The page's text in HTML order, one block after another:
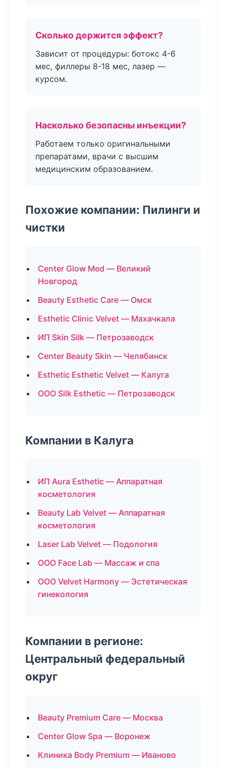
Сколько держится эффект?
Зависит от процедуры: ботокс 4-6
мес, филлеры 8-18 мес, лазер —
курсом.
Насколько безопасны инъекции?
Работаем только оригинальными
препаратами, врачи с высшим
медицинским образованием.
Похожие компании: Пилинги и
чистки
Center Glow Med — Великий
Новгород
Beauty Esthetic Care — Омск
Esthetic Clinic Velvet — Махачкала
ИП Skin Silk — Петрозаводск
Center Beauty Skin — Челябинск
Esthetic Esthetic Velvet — Калуга
ООО Silk Esthetic — Петрозаводск
Компании в Калуга
ИП Aura Esthetic — Аппаратная
косметология
Beauty Lab Velvet — Аппаратная
косметология
Laser Lab Velvet — Подология
ООО Face Lab — Массаж и спа
ООО Velvet Harmony — Эстетическая
гинекология
Компании в регионе:
Центральный федеральный
округ
Beauty Premium Care — Москва
Center Glow Spa — Воронеж
Клиника Body Premium — Иваново